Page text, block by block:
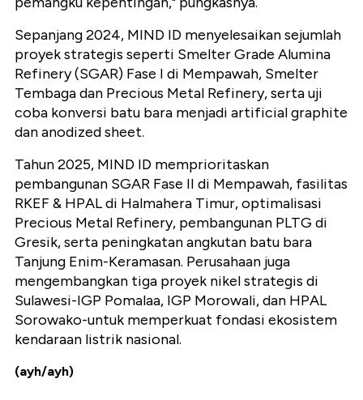
Sepanjang 2024, MIND ID menyelesaikan sejumlah
proyek strategis seperti Smelter Grade Alumina
Refinery (SGAR) Fase I di Mempawah, Smelter
Tembaga dan Precious Metal Refinery, serta uji
coba konversi batu bara menjadi artificial graphite
dan anodized sheet.
Tahun 2025, MIND ID memprioritaskan
pembangunan SGAR Fase II di Mempawah, fasilitas
RKEF & HPAL di Halmahera Timur, optimalisasi
Precious Metal Refinery, pembangunan PLTG di
Gresik, serta peningkatan angkutan batu bara
Tanjung Enim-Keramasan. Perusahaan juga
mengembangkan tiga proyek nikel strategis di
Sulawesi-IGP Pomalaa, IGP Morowali, dan HPAL
Sorowako-untuk memperkuat fondasi ekosistem
kendaraan listrik nasional.
(ayh/ayh)